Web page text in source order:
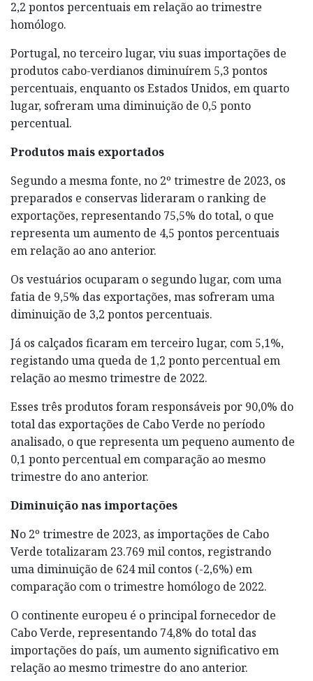
2,2 pontos percentuais em relação ao trimestre
homólogo.
Portugal, no terceiro lugar, viu suas importações de
produtos cabo-verdianos diminuírem 5,3 pontos
percentuais, enquanto os Estados Unidos, em quarto
lugar, sofreram uma diminuição de 0,5 ponto
percentual.
Produtos mais exportados
Segundo a mesma fonte, no 2º trimestre de 2023, os
preparados e conservas lideraram o ranking de
exportações, representando 75,5% do total, o que
representa um aumento de 4,5 pontos percentuais
em relação ao ano anterior.
Os vestuários ocuparam o segundo lugar, com uma
fatia de 9,5% das exportações, mas sofreram uma
diminuição de 3,2 pontos percentuais.
Já os calçados ficaram em terceiro lugar, com 5,1%,
registando uma queda de 1,2 ponto percentual em
relação ao mesmo trimestre de 2022.
Esses três produtos foram responsáveis por 90,0% do
total das exportações de Cabo Verde no período
analisado, o que representa um pequeno aumento de
0,1 ponto percentual em comparação ao mesmo
trimestre do ano anterior.
Diminuição nas importações
No 2º trimestre de 2023, as importações de Cabo
Verde totalizaram 23.769 mil contos, registrando
uma diminuição de 624 mil contos (-2,6%) em
comparação com o trimestre homólogo de 2022.
O continente europeu é o principal fornecedor de
Cabo Verde, representando 74,8% do total das
importações do país, um aumento significativo em
relação ao mesmo trimestre do ano anterior.